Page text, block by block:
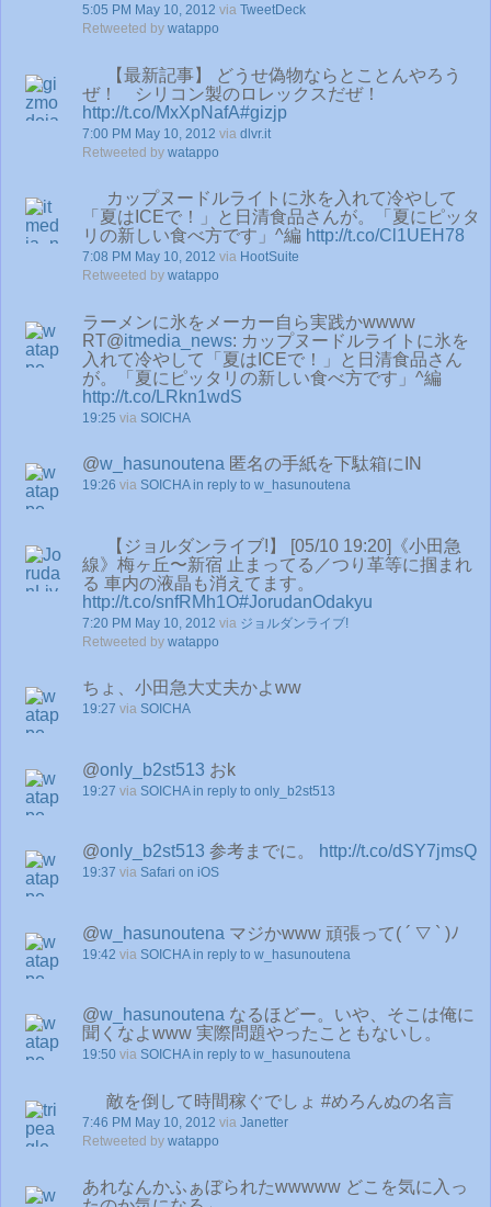
5:05 PM May 10, 2012 via TweetDeck
Retweeted by watappo
【最新記事】 どうせ偽物ならとことんやろう
ぜ！ シリコン製のロレックスだぜ！
http://t.co/MxXpNafA#gizjp
7:00 PM May 10, 2012 via dlvr.it
Retweeted by watappo
カップヌードルライトに氷を入れて冷やして
「夏はICEで！」と日清食品さんが。「夏にピッタ
リの新しい食べ方です」^編 http://t.co/Cl1UEH78
7:08 PM May 10, 2012 via HootSuite
Retweeted by watappo
ラーメンに氷をメーカー自ら実践かwwww
RT@itmedia_news: カップヌードルライトに氷を
入れて冷やして「夏はICEで！」と日清食品さん
が。「夏にピッタリの新しい食べ方です」^編
http://t.co/LRkn1wdS
19:25 via SOICHA
@w_hasunoutena 匿名の手紙を下駄箱にIN
19:26 via SOICHA in reply to w_hasunoutena
【ジョルダンライブ!】 [05/10 19:20]《小田急
線》梅ヶ丘〜新宿 止まってる／つり革等に掴まれ
る 車内の液晶も消えてます。
http://t.co/snfRMh1O#JorudanOdakyu
7:20 PM May 10, 2012 via ジョルダンライブ!
Retweeted by watappo
ちょ、小田急大丈夫かよww
19:27 via SOICHA
@only_b2st513 おk
19:27 via SOICHA in reply to only_b2st513
@only_b2st513 参考までに。 http://t.co/dSY7jmsQ
19:37 via Safari on iOS
@w_hasunoutena マジかwww 頑張って( ´ ▽ ` )ﾉ
19:42 via SOICHA in reply to w_hasunoutena
@w_hasunoutena なるほどー。いや、そこは俺に
聞くなよwww 実際問題やったこともないし。
19:50 via SOICHA in reply to w_hasunoutena
敵を倒して時間稼ぐでしょ #めろんぬの名言
7:46 PM May 10, 2012 via Janetter
Retweeted by watappo
あれなんかふぁぼられたwwwww どこを気に入っ